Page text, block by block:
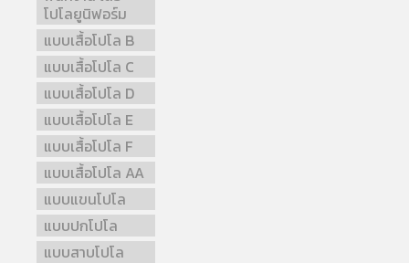
โปโลยูนิฟอร์ม
แบบเสื้อโปโล B
แบบเสื้อโปโล C
แบบเสื้อโปโล D
แบบเสื้อโปโล E
แบบเสื้อโปโล F
แบบเสื้อโปโล AA
แบบแขนโปโล
แบบปกโปโล
แบบสาบโปโล